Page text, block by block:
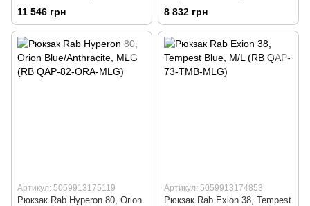
11 546 грн
ABR-MED)
8 832 грн
Артикул: 5059913175119
Рюкзак Rab Hyperon 80, Orion
Артикул: 5059913174853
Рюкзак Rab Exion 38, Tempest